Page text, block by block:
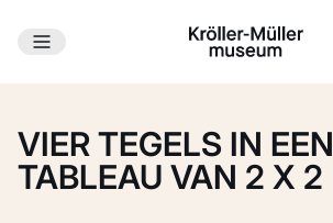
Ga naar hoofdinhoud
VIER TEGELS IN EEN
TABLEAU VAN 2 X 2